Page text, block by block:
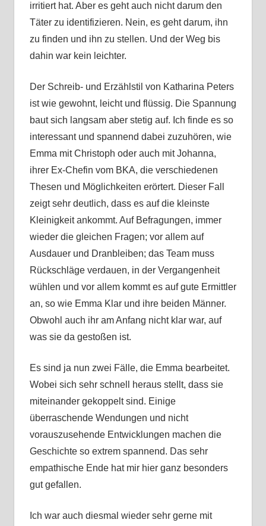
irritiert hat. Aber es geht auch nicht darum den
Täter zu identifizieren. Nein, es geht darum, ihn
zu finden und ihn zu stellen. Und der Weg bis
dahin war kein leichter.
Der Schreib- und Erzählstil von Katharina Peters
ist wie gewohnt, leicht und flüssig. Die Spannung
baut sich langsam aber stetig auf. Ich finde es so
interessant und spannend dabei zuzuhören, wie
Emma mit Christoph oder auch mit Johanna,
ihrer Ex-Chefin vom BKA, die verschiedenen
Thesen und Möglichkeiten erörtert. Dieser Fall
zeigt sehr deutlich, dass es auf die kleinste
Kleinigkeit ankommt. Auf Befragungen, immer
wieder die gleichen Fragen; vor allem auf
Ausdauer und Dranbleiben; das Team muss
Rückschläge verdauen, in der Vergangenheit
wühlen und vor allem kommt es auf gute Ermittler
an, so wie Emma Klar und ihre beiden Männer.
Obwohl auch ihr am Anfang nicht klar war, auf
was sie da gestoßen ist.
Es sind ja nun zwei Fälle, die Emma bearbeitet.
Wobei sich sehr schnell heraus stellt, dass sie
miteinander gekoppelt sind. Einige
überraschende Wendungen und nicht
vorauszusehende Entwicklungen machen die
Geschichte so extrem spannend. Das sehr
empathische Ende hat mir hier ganz besonders
gut gefallen.
Ich war auch diesmal wieder sehr gerne mit